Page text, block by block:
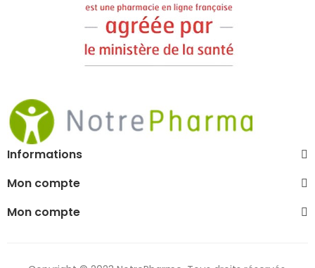
Informations
Mon compte
Mon compte